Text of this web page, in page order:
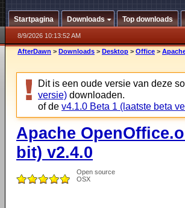
Startpagina Downloads Top downloads
8/9/2026 10:13:52 AM
AfterDawn > Downloads > Desktop > Office >
Dit is een oude versie van deze
versie) downloaden.
of de v4.1.0 Beta 1 (laatste beta
Apache
bit) v2.4.0
Open source
OSX